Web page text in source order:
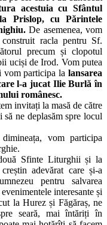
acestuia cu Sfântul
Prislop, cu Părintele
De asemenea, vom
racla pentru Sf.
precum și clopotul
uciși de Irod. Vom putea
vom participa la lansarea
l-a jucat Ilie Burlă în
românesc.
invitați la masă de către
ne deplasăm spre locul
vom participa
Sfinte Liturghii și la
adevărat care și-a
pentru salvarea
interesante și
la Hurez și Făgăraș, ne
seară, mai întăriți în